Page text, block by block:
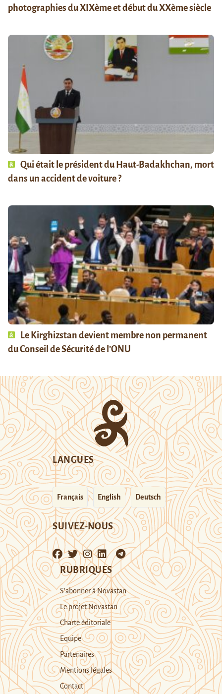
photographies du XIXème et début du XXème siècle
Qui était le président du Haut-Badakhchan, mort
dans un accident de voiture ?
Le Kirghizstan devient membre non permanent
du Conseil de Sécurité de l’ONU
LANGUES
Français English Deutsch
SUIVEZ-NOUS
RUBRIQUES
S’abonner à Novastan
Le projet Novastan
Charte éditoriale
Equipe
Partenaires
Mentions légales
Contact